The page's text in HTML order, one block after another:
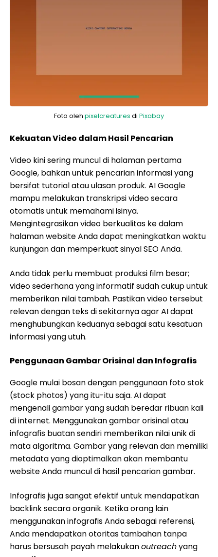
Foto oleh pixelcreatures di Pixabay
Kekuatan Video dalam Hasil Pencarian
Video kini sering muncul di halaman pertama
Google, bahkan untuk pencarian informasi yang
bersifat tutorial atau ulasan produk. AI Google
mampu melakukan transkripsi video secara
otomatis untuk memahami isinya.
Mengintegrasikan video berkualitas ke dalam
halaman website Anda dapat meningkatkan waktu
kunjungan dan memperkuat sinyal SEO Anda.
Anda tidak perlu membuat produksi film besar;
video sederhana yang informatif sudah cukup untuk
memberikan nilai tambah. Pastikan video tersebut
relevan dengan teks di sekitarnya agar AI dapat
menghubungkan keduanya sebagai satu kesatuan
informasi yang utuh.
Penggunaan Gambar Orisinal dan Infografis
Google mulai bosan dengan penggunaan foto stok
(stock photos) yang itu-itu saja. AI dapat
mengenali gambar yang sudah beredar ribuan kali
di internet. Menggunakan gambar orisinal atau
infografis buatan sendiri memberikan nilai unik di
mata algoritma. Gambar yang relevan dan memiliki
metadata yang dioptimalkan akan membantu
website Anda muncul di hasil pencarian gambar.
Infografis juga sangat efektif untuk mendapatkan
backlink secara organik. Ketika orang lain
menggunakan infografis Anda sebagai referensi,
Anda mendapatkan otoritas tambahan tanpa
harus bersusah payah melakukanoutreachyang